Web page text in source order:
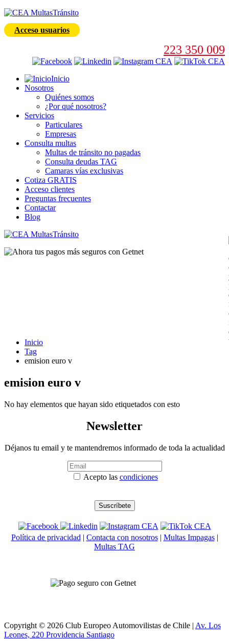
Acceso usuarios
223 350 009
Inicio
Nosotros
Quiénes somos
¿Por qué nosotros?
Servicios
Particulares
Empresas
Consulta multas
Multas de tránsito no pagadas
Consulta deudas TAG
Camaras vías exclusivas
Cotiza GRATIS
Acceso clientes
Preguntas frecuentes
Contactar
Blog
Inicio
Tag
emision euro v
emision euro v
No hay elementos que hayan sido etiquetados con esto
Newsletter
Déjanos tu email y te mantendremos informado de toda la actualidad
Acepto las condiciones
Política de privacidad | Contacta con nosotros| Multas Impagas|
Multas TAG
Copyright © 2026 Club Europeo Automovilistas de Chile | Av. Los
Leones, 220 Providencia Santiago